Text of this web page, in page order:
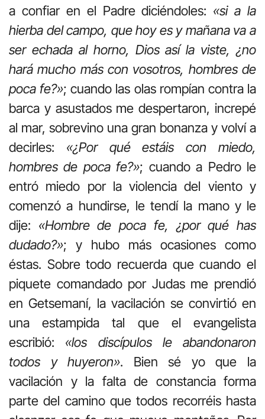
a confiar en el Padre diciéndoles: «si a la
hierba del campo, que hoy es y mañana va a
ser echada al horno, Dios así la viste, ¿no
hará mucho más con vosotros, hombres de
poca fe?»; cuando las olas rompían contra la
barca y asustados me despertaron, increpé
al mar, sobrevino una gran bonanza y volví a
decirles: «¿Por qué estáis con miedo,
hombres de poca fe?»; cuando a Pedro le
entró miedo por la violencia del viento y
comenzó a hundirse, le tendí la mano y le
dije: «Hombre de poca fe, ¿por qué has
dudado?»; y hubo más ocasiones como
éstas. Sobre todo recuerda que cuando el
piquete comandado por Judas me prendió
en Getsemaní, la vacilación se convirtió en
una estampida tal que el evangelista
escribió: «los discípulos le abandonaron
todos y huyeron». Bien sé yo que la
vacilación y la falta de constancia forma
parte del camino que todos recorréis hasta